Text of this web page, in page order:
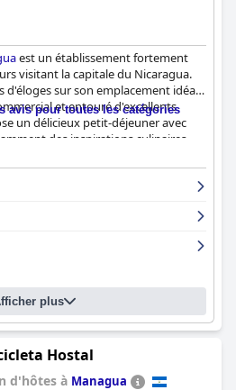
est un établissement fortement
visitant la capitale du Nicaragua.
d'éloges sur son emplacement idéal,
et entouré d'excellents
un délicieux petit-déjeuner avec
des inspirations culinaires
chambres sont spacieuses,
qui en fait un parfait chez-soi loin de
loué pour sa propreté, le
super propre et ordonné. Le
et s'efforce même de connaître le
l'hôtel
propre et idéalement situé,
ce qui en fait un excellent
avis pour toutes les catégories
plus
Hostal
d'hôtes à Managua